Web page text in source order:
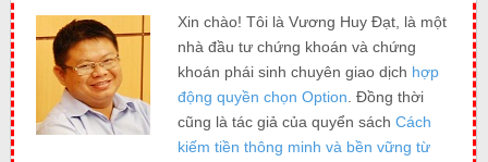
Xin chào! Tôi là Vương Huy Đạt, là một
nhà đầu tư chứng khoán và chứng
khoán phái sinh chuyên giao dịch hợp
động quyền chọn Option. Đồng thời
cũng là tác giả của quyển sách Cách
kiếm tiền thông minh và bền vững từ